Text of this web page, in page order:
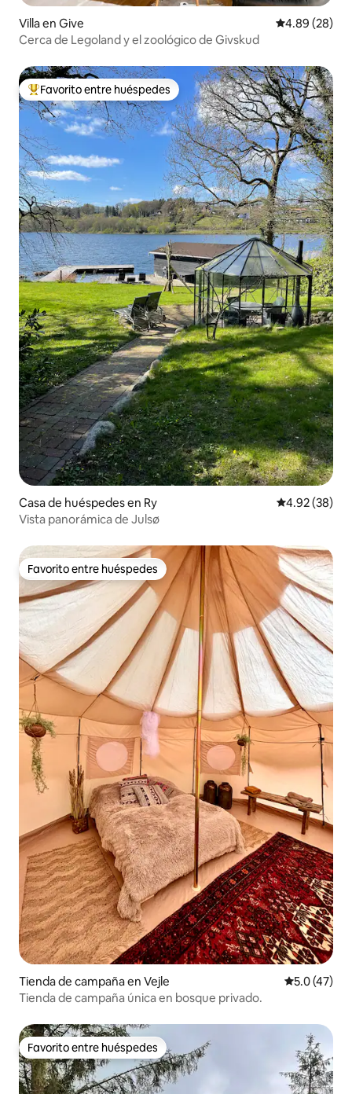
Villa en Give Calificación
4.89 (28)
Cerca de Legoland y el zoológico de Givskud
De los mejores en Favorito entre huéspedes
Favorito entre huéspedes
Casa de huéspedes en Ry Calificación
4.92 (38)
Vista panorámica de Julsø
Favorito entre huéspedes
Favorito entre huéspedes
Tienda de campaña en Vejle Calificación
5.0 (47)
Tienda de campaña única en bosque privado.
Favorito entre huéspedes
Favorito entre huéspedes